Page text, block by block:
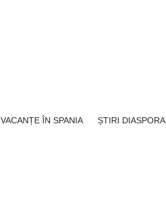
VACANȚE ÎN SPANIA
ȘTIRI DIASPORA